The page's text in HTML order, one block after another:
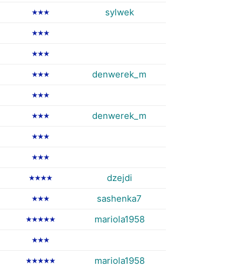
★★★ sylwek
★★★
★★★
★★★ denwerek_m
★★★
★★★ denwerek_m
★★★
★★★
★★★★ dzejdi
★★★ sashenka7
★★★★★ mariola1958
★★★
★★★★★ mariola1958